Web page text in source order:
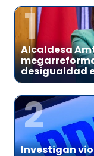
1
Alcaldesa
desigualdad
2
Investigan